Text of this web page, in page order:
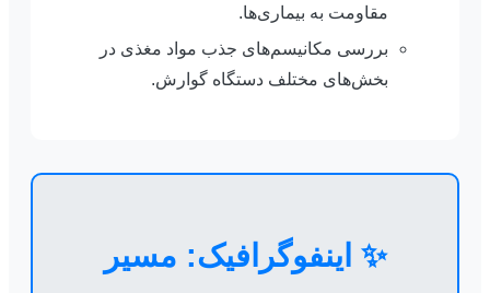
مقاومت به بیماری‌ها.
بررسی مکانیسم‌های جذب مواد مغذی در
بخش‌های مختلف دستگاه گوارش.
✨ اینفوگرافیک: مسیر